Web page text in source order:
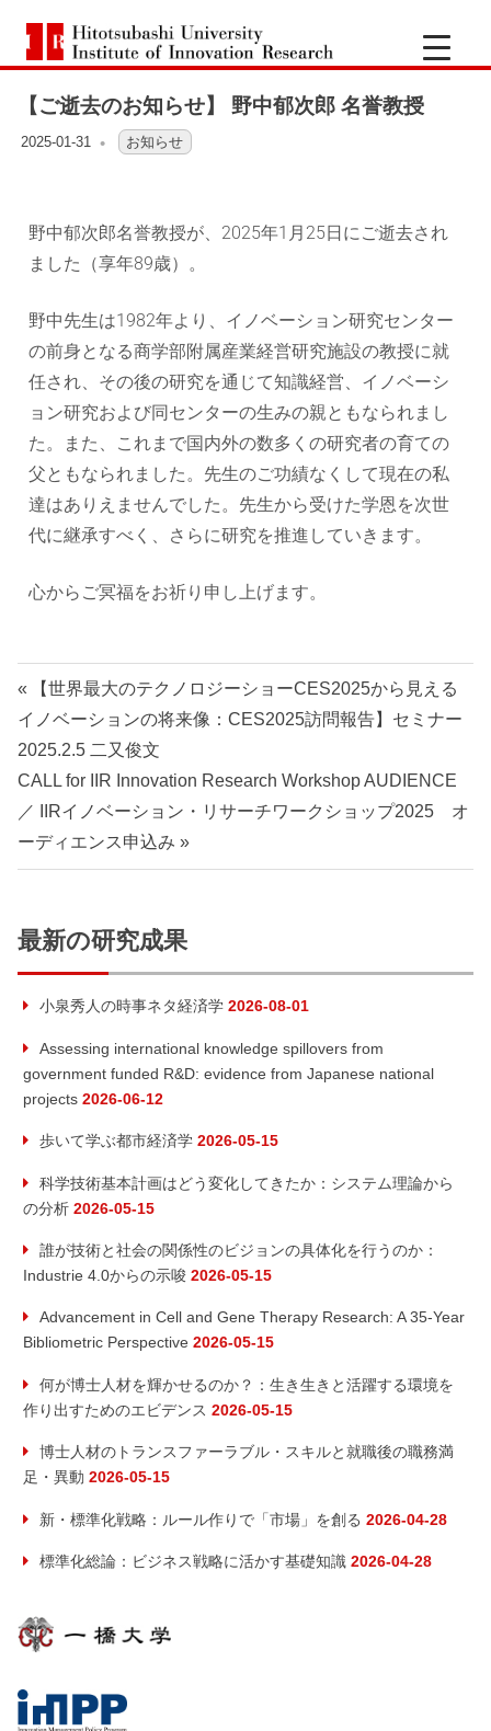
橋
イ
ベ
ー
シ
ョ
ン
究
セ
ン
タ
ー
Hitotsubashi
Institute
of
Research
【ご逝去のお知らせ】 野中郁次郎 名誉教授
2025-01-31 OFO3_TESTIIR
お知らせ
野中郁次郎名誉教授が、2025年1月25日にご逝去され
ました（享年89歳）。
野中先生は1982年より、イノベーション研究センター
の前身となる商学部附属産業経営研究施設の教授に就
任され、その後の研究を通じて知識経営、イノベーシ
ョン研究および同センターの生みの親ともなられまし
た。また、これまで国内外の数多くの研究者の育ての
父ともなられました。先生のご功績なくして現在の私
達はありえませんでした。先生から受けた学恩を次世
代に継承すべく、さらに研究を推進していきます。
心からご冥福をお祈り申し上げます。
【世界最大のテクノロジーショーCES2025から見える
イノベーションの将来像：CES2025訪問報告】セミナー
2025.2.5 二又俊文
CALL for IIR Innovation Research Workshop AUDIENCE
／ IIRイノベーション・リサーチワークショップ2025 オ
ーディエンス申込み
最新の研究成果
小泉秀人の時事ネタ経済学 2026-08-01
Assessing international knowledge spillovers from
government funded R&D: evidence from Japanese national
projects 2026-06-12
歩いて学ぶ都市経済学 2026-05-15
科学技術基本計画はどう変化してきたか：システム理論から
の分析 2026-05-15
誰が技術と社会の関係性のビジョンの具体化を行うのか：
Industrie 4.0からの示唆 2026-05-15
Advancement in Cell and Gene Therapy Research: A 35-Year
Bibliometric Perspective 2026-05-15
何が博士人材を輝かせるのか？：生き生きと活躍する環境を
作り出すためのエビデンス 2026-05-15
博士人材のトランスファーラブル・スキルと就職後の職務満
足・異動 2026-05-15
新・標準化戦略：ルール作りで「市場」を創る 2026-04-28
標準化総論：ビジネス戦略に活かす基礎知識 2026-04-28